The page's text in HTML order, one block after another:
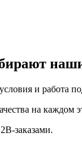
и работа
на каждом
заказами.